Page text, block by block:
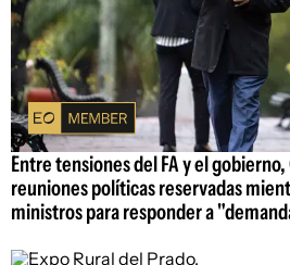
Entre tensiones del FA y el
reuniones políticas reservadas
ministros para responder a